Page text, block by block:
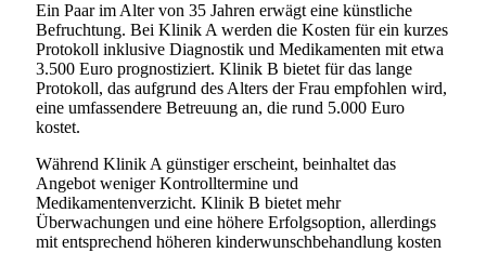
Ein Paar im Alter von 35 Jahren erwägt eine künstliche
Befruchtung. Bei Klinik A werden die Kosten für ein kurzes
Protokoll inklusive Diagnostik und Medikamenten mit etwa
3.500 Euro prognostiziert. Klinik B bietet für das lange
Protokoll, das aufgrund des Alters der Frau empfohlen wird,
eine umfassendere Betreuung an, die rund 5.000 Euro
kostet.
Während Klinik A günstiger erscheint, beinhaltet das
Angebot weniger Kontrolltermine und
Medikamentenverzicht. Klinik B bietet mehr
Überwachungen und eine höhere Erfolgsoption, allerdings
mit entsprechend höheren kinderwunschbehandlung kosten